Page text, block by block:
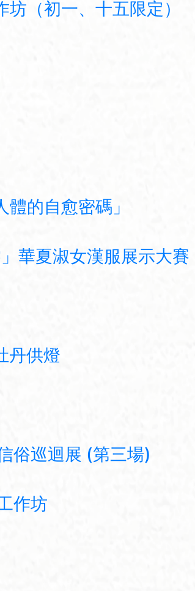
（初一、十五限定）
的自愈密碼」
華夏淑女漢服展示大賽
丹供燈
俗巡迴展 (第三場)
作坊